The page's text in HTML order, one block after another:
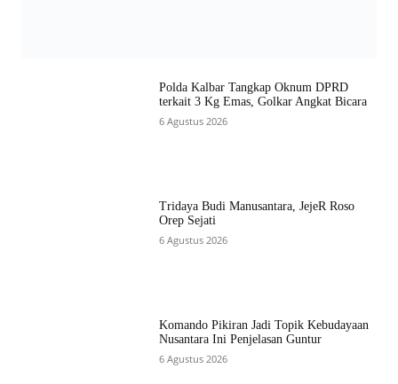
Polda Kalbar Tangkap Oknum DPRD
terkait 3 Kg Emas, Golkar Angkat Bicara
6 Agustus 2026
Tridaya Budi Manusantara, JejeR Roso
Orep Sejati
6 Agustus 2026
Komando Pikiran Jadi Topik Kebudayaan
Nusantara Ini Penjelasan Guntur
6 Agustus 2026